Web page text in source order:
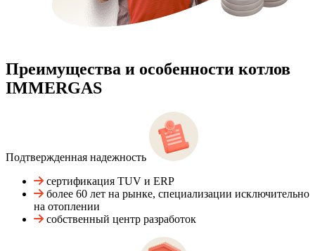
Преимущества и особенности котлов
IMMERGAS
Подтвержденная надежность
сертификация TUV и ERP
более 60 лет на рынке, специализации исключительно
на отоплении
собственный центр разработок